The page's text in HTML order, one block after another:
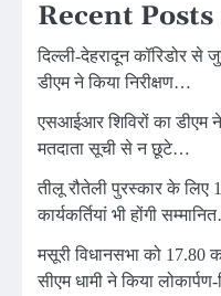
Recent Posts
दिल्ली-देहरादून कॉरिडोर से
डीएम ने किया निरीक्षण…
एसआईआर शिविरों का डीएम
मतदाता सूची से न छूटे…
तीलू रौतेली पुरस्कार के
कार्यकर्तियां भी होंगी
मसूरी विधानसभा को 17.80
सीएम धामी ने किया